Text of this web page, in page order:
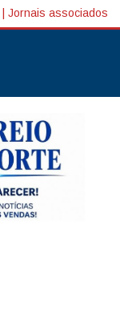
Jornais associados